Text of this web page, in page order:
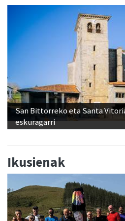
San Bittorreko eta Santa
eskuragarri
Ikusienak